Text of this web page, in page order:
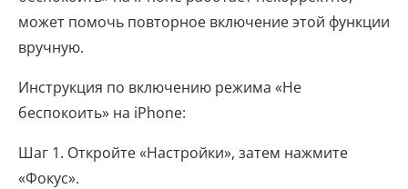
может помочь повторное включение этой функции
вручную.
Инструкция по включению режима «Не
беспокоить» на iPhone:
Шаг 1. Откройте «Настройки», затем нажмите
«Фокус».